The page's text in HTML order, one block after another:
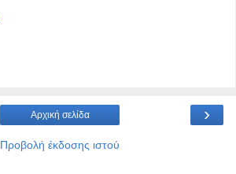
›
Αρχική σελίδα
Προβολή έκδοσης ιστού